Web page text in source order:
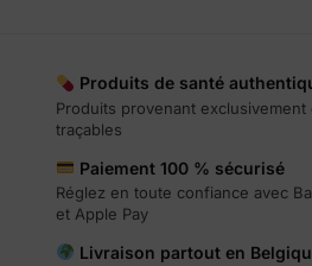
Produits de santé
Produits provenant
traçables
Paiement 100 % sécurisé
Réglez en toute confiance avec
et Apple Pay
Livraison partout en